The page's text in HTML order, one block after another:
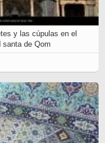
y las cúpulas en el
santa de Qom